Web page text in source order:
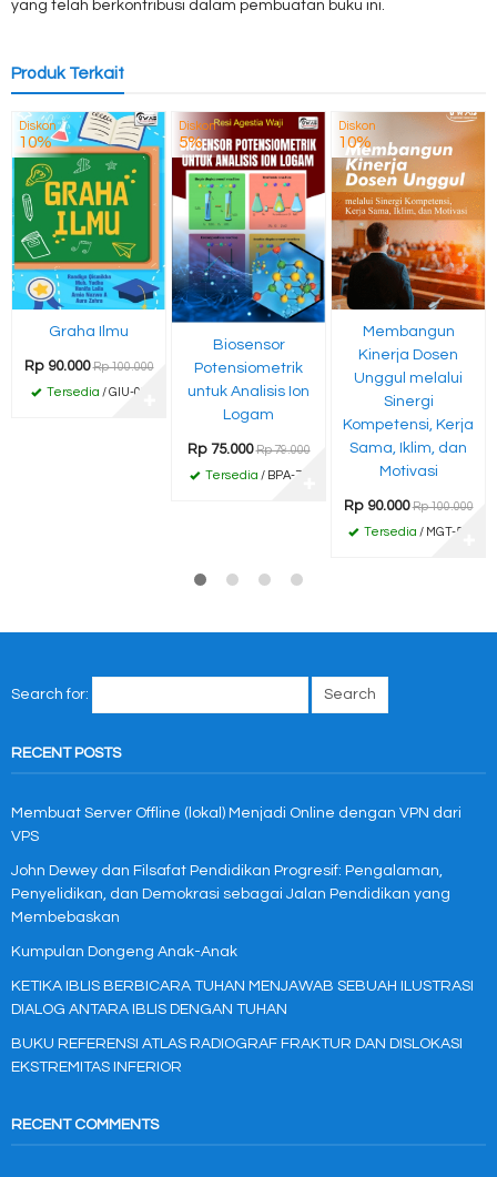
yang telah berkontribusi dalam pembuatan buku ini.
Produk Terkait
Diskon
10%
Graha Ilmu
Rp 90.000 Rp 100.000
Tersedia / GIU-03
Diskon
5%
Biosensor
Potensiometrik
untuk Analisis Ion
Logam
Rp 75.000 Rp 79.000
Tersedia / BPA-79
Diskon
10%
Membangun
Kinerja Dosen
Unggul melalui
Sinergi
Kompetensi, Kerja
Sama, Iklim, dan
Motivasi
Rp 90.000 Rp 100.000
Tersedia / MGT-59
Search for:
RECENT POSTS
Membuat Server Offline (lokal) Menjadi Online dengan VPN dari
VPS
John Dewey dan Filsafat Pendidikan Progresif: Pengalaman,
Penyelidikan, dan Demokrasi sebagai Jalan Pendidikan yang
Membebaskan
Kumpulan Dongeng Anak-Anak
KETIKA IBLIS BERBICARA TUHAN MENJAWAB SEBUAH ILUSTRASI
DIALOG ANTARA IBLIS DENGAN TUHAN
BUKU REFERENSI ATLAS RADIOGRAF FRAKTUR DAN DISLOKASI
EKSTREMITAS INFERIOR
RECENT COMMENTS